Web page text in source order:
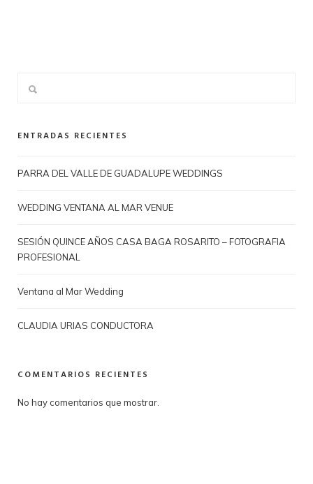
ENTRADAS RECIENTES
PARRA DEL VALLE DE GUADALUPE WEDDINGS
WEDDING VENTANA AL MAR VENUE
SESIÓN QUINCE AÑOS CASA BAGA ROSARITO – FOTOGRAFIA
PROFESIONAL
Ventana al Mar Wedding
CLAUDIA URIAS CONDUCTORA
COMENTARIOS RECIENTES
No hay comentarios que mostrar.